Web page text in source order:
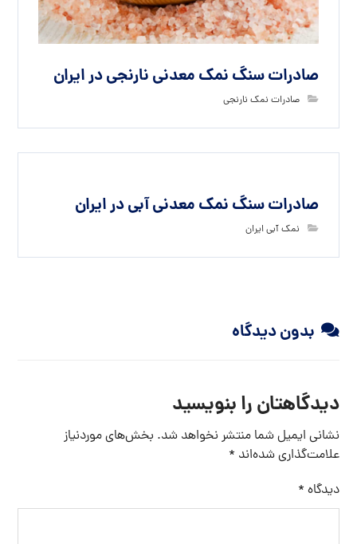
صادرات سنگ نمک معدنی نارنجی در ایران
صادرات نمک نارنجی
صادرات سنگ نمک معدنی آبی در ایران
نمک آبی ایران
بدون دیدگاه
دیدگاهتان را بنویسید
نشانی ایمیل شما منتشر نخواهد شد. بخش‌های موردنیاز
علامت‌گذاری شده‌اند *
دیدگاه *